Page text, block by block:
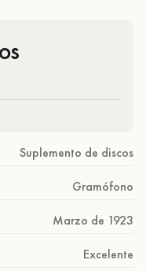
Suplemento de discos
Gramófono
Marzo de 1923
Excelente